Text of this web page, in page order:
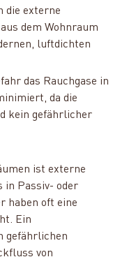
die externe
dem Wohnraum
luftdichten
das Rauchgase in
da die
kein gefährlicher
ist externe
in Passiv- oder
haben oft eine
Ein
gefährlichen
von